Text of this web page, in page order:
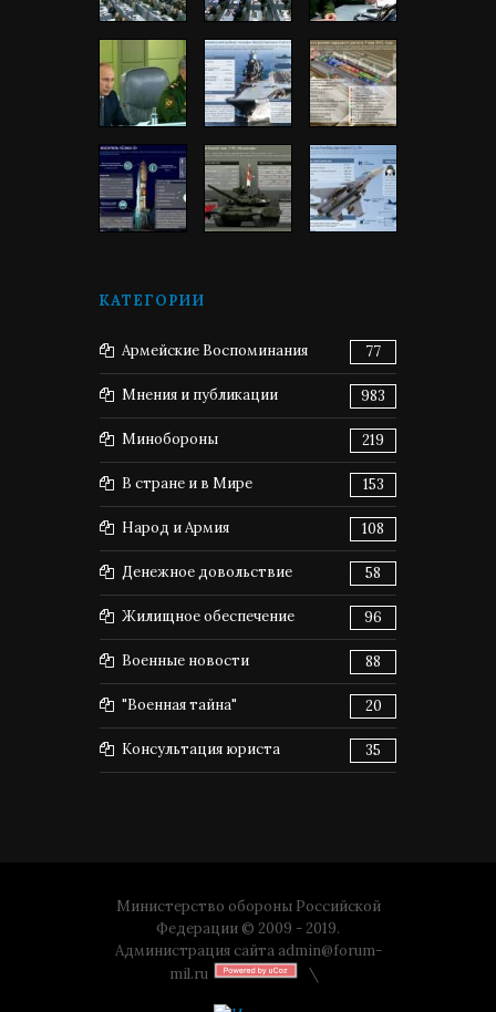
КАТЕГОРИИ
Армейские Воспоминания 77
Мнения и публикации 983
Минобороны 219
В стране и в Мире 153
Народ и Армия 108
Денежное довольствие 58
Жилищное обеспечение 96
Военные новости 88
"Военная тайна" 20
Консультация юриста 35
Министерство обороны Российской
Федерации © 2009 - 2019.
Администрация сайта admin@forum-
mil.ru